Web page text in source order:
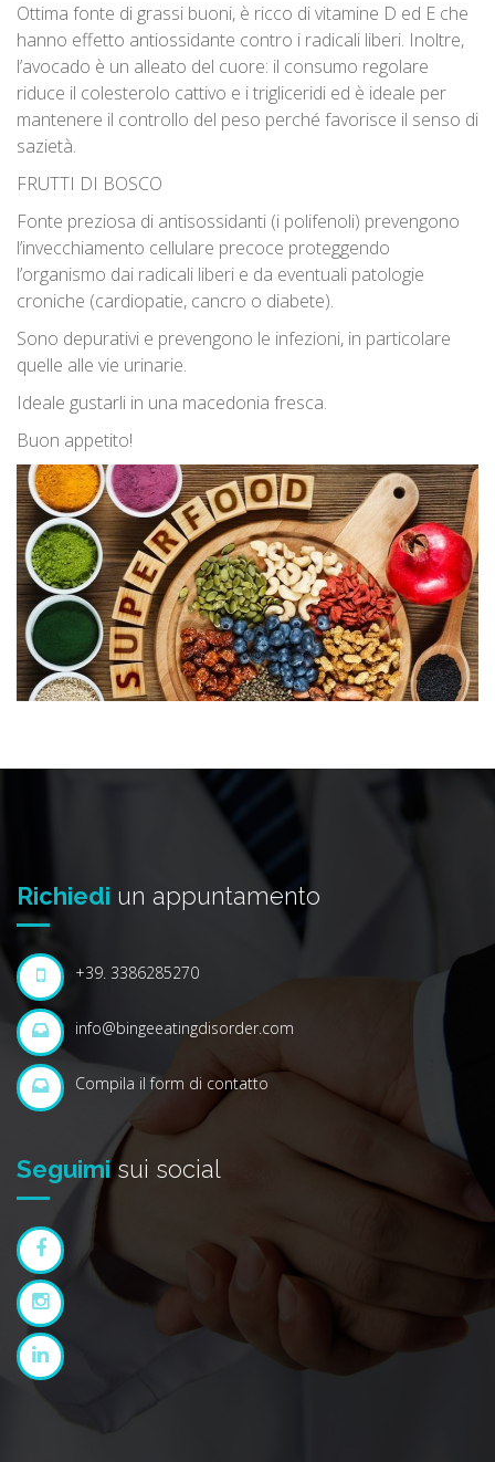
Ottima fonte di grassi buoni, è ricco di vitamine D ed E che
hanno effetto antiossidante contro i radicali liberi. Inoltre,
l’avocado è un alleato del cuore: il consumo regolare
riduce il colesterolo cattivo e i trigliceridi ed è ideale per
mantenere il controllo del peso perché favorisce il senso di
sazietà.
FRUTTI DI BOSCO
Fonte preziosa di antisossidanti (i polifenoli) prevengono
l’invecchiamento cellulare precoce proteggendo
l’organismo dai radicali liberi e da eventuali patologie
croniche (cardiopatie, cancro o diabete).
Sono depurativi e prevengono le infezioni, in particolare
quelle alle vie urinarie.
Ideale gustarli in una macedonia fresca.
Buon appetito!
Richiedi un appuntamento
+39. 3386285270
info@bingeeatingdisorder.com
Compila il form di contatto
Seguimisui social